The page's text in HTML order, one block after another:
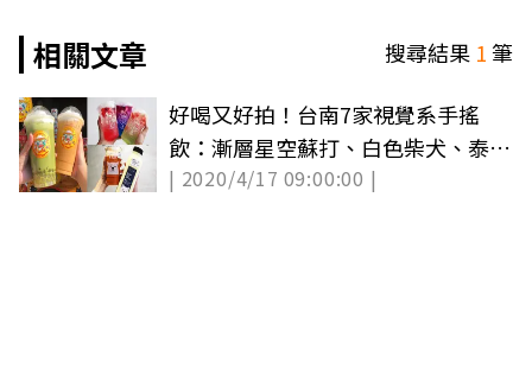
相關文章
搜尋結果 1筆
好喝又好拍！台南7家視覺系手搖
飲：漸層星空蘇打、白色柴犬、泰式
奶泡
| 2020/4/17 09:00:00 |